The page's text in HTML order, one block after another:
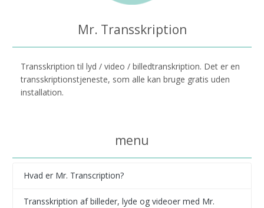
Mr. Transskription
Transskription til lyd / video / billedtranskription. Det er en
transskriptionstjeneste, som alle kan bruge gratis uden
installation.
menu
Hvad er Mr. Transcription?
Transskription af billeder, lyde og videoer med Mr.